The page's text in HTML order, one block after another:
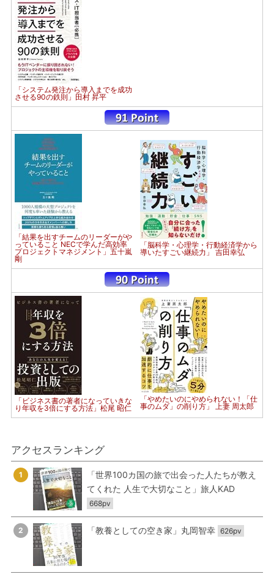
「システム発注から導入までを成功
させる90の鉄則」田村 昇平
「結果を出すチームのリーダーがや
っていること NECで学んだ高効率
プロジェクトマネジメント」五十嵐
剛
「脳科学・心理学・行動経済学から
導いたすごい継続力」 吉田幸弘
「ビジネス書の著者になっていきな
り年収を3倍にする方法」松尾 昭仁
「やめたいのにやめられない！「仕
事のムダ」の削り方」 上妻 周太郎
アクセスランキング
1
「世界100カ国の旅で出会った人たちが教え
てくれた 人生で大切なこと」旅人KAD
668pv
2 「教養としての空き家」丸岡智幸 626pv